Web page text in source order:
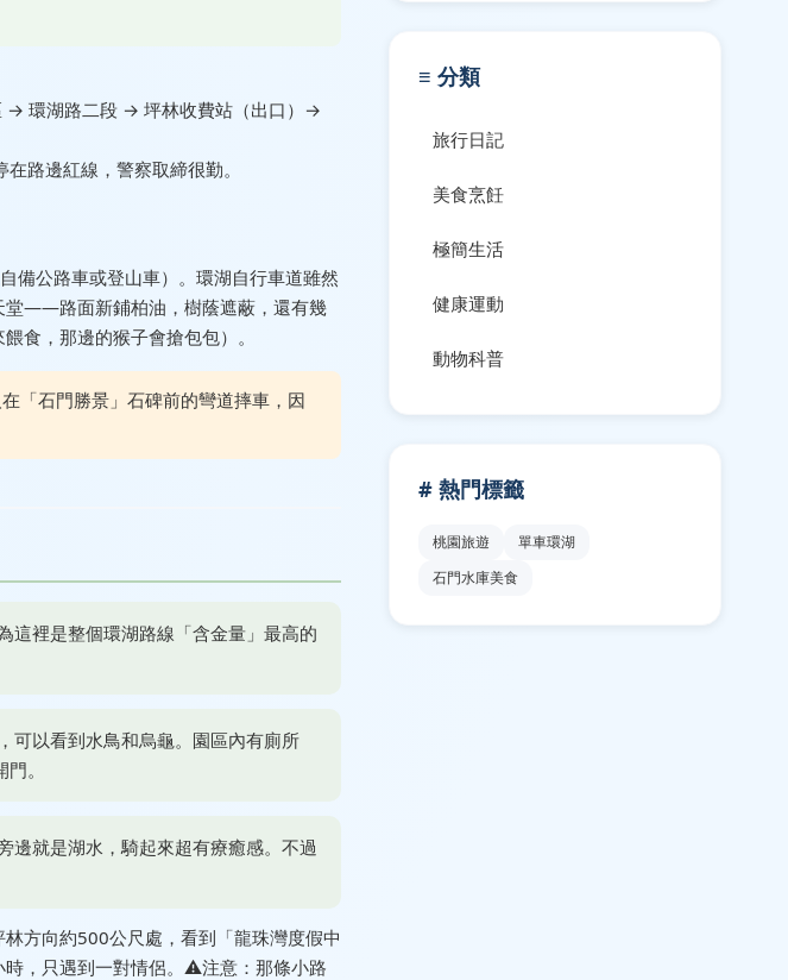
→ 環湖路二段 → 坪林收費站（出口）→
路邊紅線，警察取締很勤。
備公路車或登山車）。環湖自行車道雖然
堂——路面新鋪柏油，樹蔭遮蔽，還有幾
食，那邊的猴子會搶包包）。
「石門勝景」石碑前的彎道摔車，因
這裡是整個環湖路線「含金量」最高的
可以看到水鳥和烏龜。園區內有廁所
。
邊就是湖水，騎起來超有療癒感。不過
方向約500公尺處，看到「龍珠灣度假中
，只遇到一對情侶。⚠️注意：那條小路
≡ 分類
旅行日記
美食烹飪
極簡生活
健康運動
動物科普
# 熱門標籤
桃園旅遊
單車環湖
石門水庫美食